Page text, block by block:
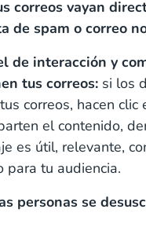
correos vayan
de spam o correo
de interacción y
tus correos: si los
correos, hacen clic
el contenido,
es útil, relevante,
para tu audiencia.
personas se